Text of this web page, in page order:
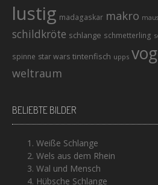
lustig madagaskar makro maus
schildkröte schlange schmetterling
spinne star wars tintenfisch upps
weltraum
BELIEBTE BILDER
Weiße Schlange
Wels aus dem Rhein
Wal und Mensch
Hübsche Schlange